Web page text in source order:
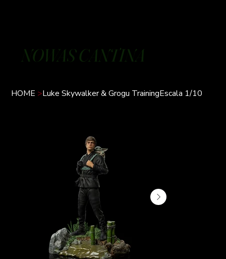
NOWAS CANTINA
HOME >Luke Skywalker & Grogu TrainingEscala 1/10